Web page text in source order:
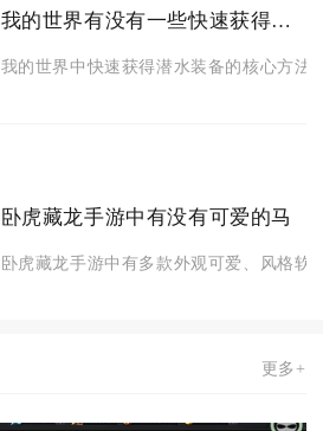
我的世界有没有一些快速获得潜水装备的方法
我的世界中快速获得潜水装备的核心方法
卧虎藏龙手游中有没有可爱的马
卧虎藏龙手游中有多款外观可爱、风格软
更多+